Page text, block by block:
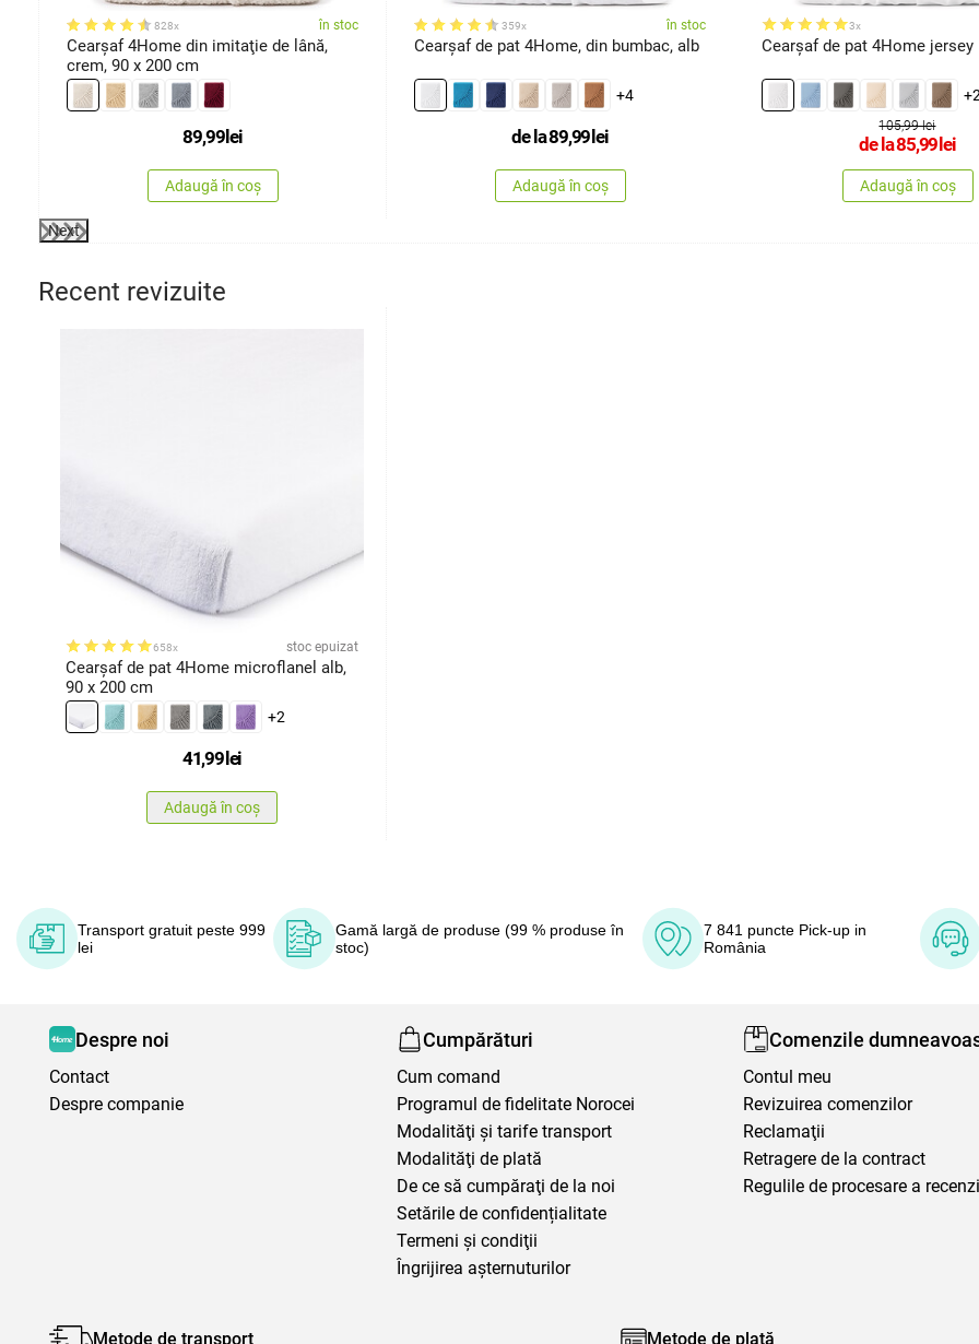
828x în stoc
Cearşaf 4Home din imitaţie de lână,
crem, 90 x 200 cm
89,99lei
Adaugă în coș
359x în stoc
Cearșaf de pat 4Home, din bumbac, alb
+4
de la89,99lei
Adaugă în coș
3x
105,99 lei
de la85,99lei
Adaugă în coș
Next
Recent revizuite
658x stoc epuizat
Cearşaf de pat 4Home microflanel alb,
90 x 200 cm
+2
41,99lei
Adaugă în coș
Transport gratuit peste 999
lei
Gamă largă de produse (99 % produse în
stoc)
7 841 puncte Pick-up in
România
Despre noi
Contact
Despre companie
Cumpărături
Cum comand
Programul de fidelitate Norocei
Modalităţi şi tarife transport
Modalităţi de plată
De ce să cumpăraţi de la noi
Setările de confidențialitate
Termeni şi condiţii
Îngrijirea așternuturilor
Comenzile
Contul meu
Revizuirea comenzilor
Reclamaţii
Retragere de la contract
Regulile de procesare a
Metode de transport Metode de plată